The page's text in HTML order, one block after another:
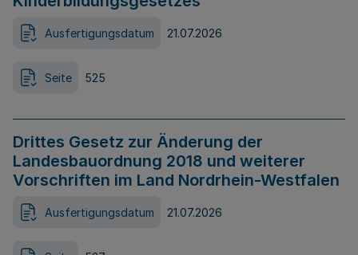
Ausfertigungsdatum 21.07.2026
Seite 525
Drittes Gesetz zur Änderung der
Landesbauordnung 2018 und weiterer
Vorschriften im Land Nordrhein-Westfalen
Ausfertigungsdatum 21.07.2026